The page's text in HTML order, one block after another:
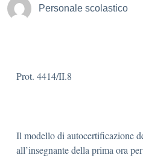
Personale scolastico
Prot. 4414/II.8
Il modello di autocertificazione
all’insegnante della prima ora